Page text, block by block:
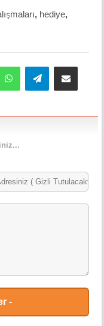
, hediye,
WhatsAppTelegram